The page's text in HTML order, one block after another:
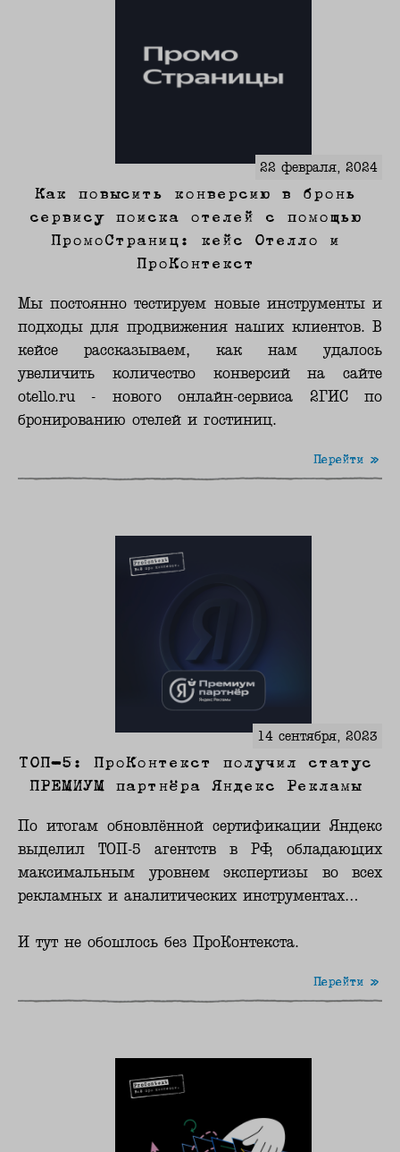
22 февраля, 2024
Как повысить конверсию в бронь
сервису поиска отелей с помощью
ПромоСтраниц: кейс Отелло и
ПроКонтекст
Мы постоянно тестируем новые инструменты и
подходы для продвижения наших клиентов. В
кейсе рассказываем, как нам удалось
увеличить количество конверсий на сайте
otello.ru - нового онлайн-сервиса 2ГИС по
бронированию отелей и гостиниц.
Перейти »
14 сентября, 2023
ТОП-5: ПроКонтекст получил статус
ПРЕМИУМ партнёра Яндекс Рекламы
По итогам обновлённой сертификации Яндекс
выделил ТОП-5 агентств в РФ, обладающих
максимальным уровнем экспертизы во всех
рекламных и аналитических инструментах…
И тут не обошлось без ПроКонтекста.
Перейти »